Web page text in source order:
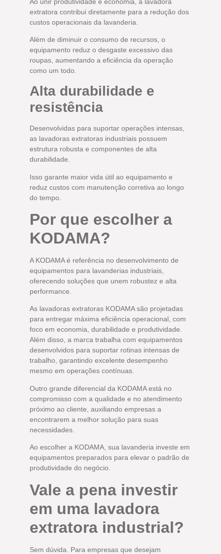
extratora contribui diretamente para a redução dos
custos operacionais da lavanderia.
Além de diminuir o consumo de recursos, o
equipamento reduz o desgaste excessivo das
roupas, aumentando a eficiência da operação
como um todo.
Alta durabilidade e
resistência
Desenvolvidas para suportar operações intensas,
as lavadoras extratoras industriais possuem
estrutura robusta e componentes de alta
durabilidade.
Isso garante maior vida útil ao equipamento e
reduz custos com manutenção corretiva ao longo
do tempo.
Por que escolher a
KODAMA?
A KODAMA é referência no desenvolvimento de
equipamentos para lavanderias industriais,
oferecendo soluções que unem robustez e alta
performance.
As lavadoras extratoras KODAMA são projetadas
para entregar máxima eficiência operacional, com
foco em economia, durabilidade e produtividade.
Além disso, a marca trabalha com equipamentos
desenvolvidos para suportar rotinas intensas de
trabalho, garantindo excelente desempenho
mesmo em operações contínuas.
Outro grande diferencial da KODAMA está no
compromisso com a qualidade e no atendimento
próximo ao cliente, auxiliando empresas a
encontrarem a melhor solução para suas
necessidades.
Ao escolher a KODAMA, sua lavanderia investe em
equipamentos preparados para elevar o padrão de
produtividade do negócio.
Vale a pena investir
em uma lavadora
extratora industrial?
Sem dúvida. Para empresas que desejam